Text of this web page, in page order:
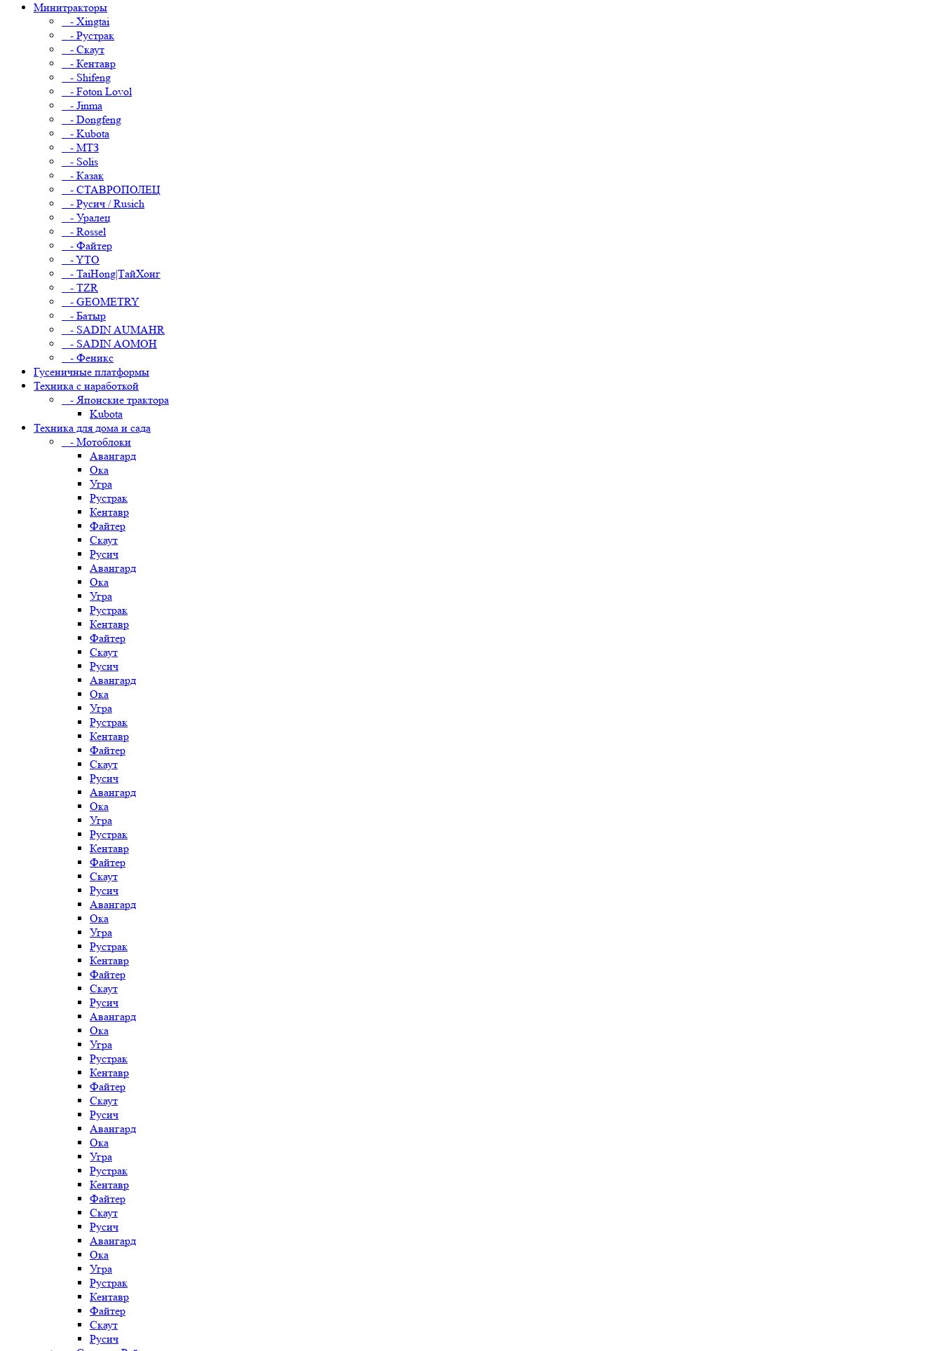
Минитракторы
- Xingtai
- Рустрак
- Скаут
- Кентавр
- Shifeng
- Foton Lovol
- Jinma
- Dongfeng
- Kubota
- МТЗ
- Solis
- Казак
- СТАВРОПОЛЕЦ
- Русич / Rusich
- Уралец
- Rossel
- Файтер
- YTO
- TaiHong|ТайХонг
- TZR
- GEOMETRY
- Батыр
- SADIN AUMAHR
- SADIN AOMOH
- Феникс
Гусеничные платформы
Техника с наработкой
- Японские трактора
Kubota
Техника для дома и сада
- Мотоблоки
Авангард
Ока
Угра
Рустрак
Кентавр
Файтер
Скаут
Русич
Авангард
Ока
Угра
Рустрак
Кентавр
Файтер
Скаут
Русич
Авангард
Ока
Угра
Рустрак
Кентавр
Файтер
Скаут
Русич
Авангард
Ока
Угра
Рустрак
Кентавр
Файтер
Скаут
Русич
Авангард
Ока
Угра
Рустрак
Кентавр
Файтер
Скаут
Русич
Авангард
Ока
Угра
Рустрак
Кентавр
Файтер
Скаут
Русич
Авангард
Ока
Угра
Рустрак
Кентавр
Файтер
Скаут
Русич
Авангард
Ока
Угра
Рустрак
Кентавр
Файтер
Скаут
Русич